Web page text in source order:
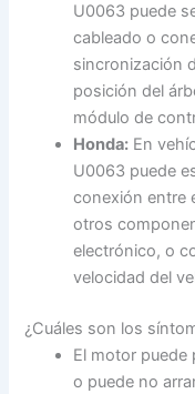
U0063 puede
cableado o
sincronización
posición del
módulo de
Honda: En
U0063 puede
conexión entre
otros
electrónico, o
velocidad del
¿Cuáles son los
El motor puede
o puede no